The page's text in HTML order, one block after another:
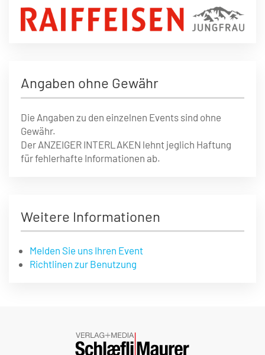
Angaben ohne Gewähr
Die Angaben zu den einzelnen Events sind ohne
Gewähr.
Der ANZEIGER INTERLAKEN lehnt jeglich Haftung
für fehlerhafte Informationen ab.
Weitere Informationen
Melden Sie uns Ihren Event
Richtlinen zur Benutzung